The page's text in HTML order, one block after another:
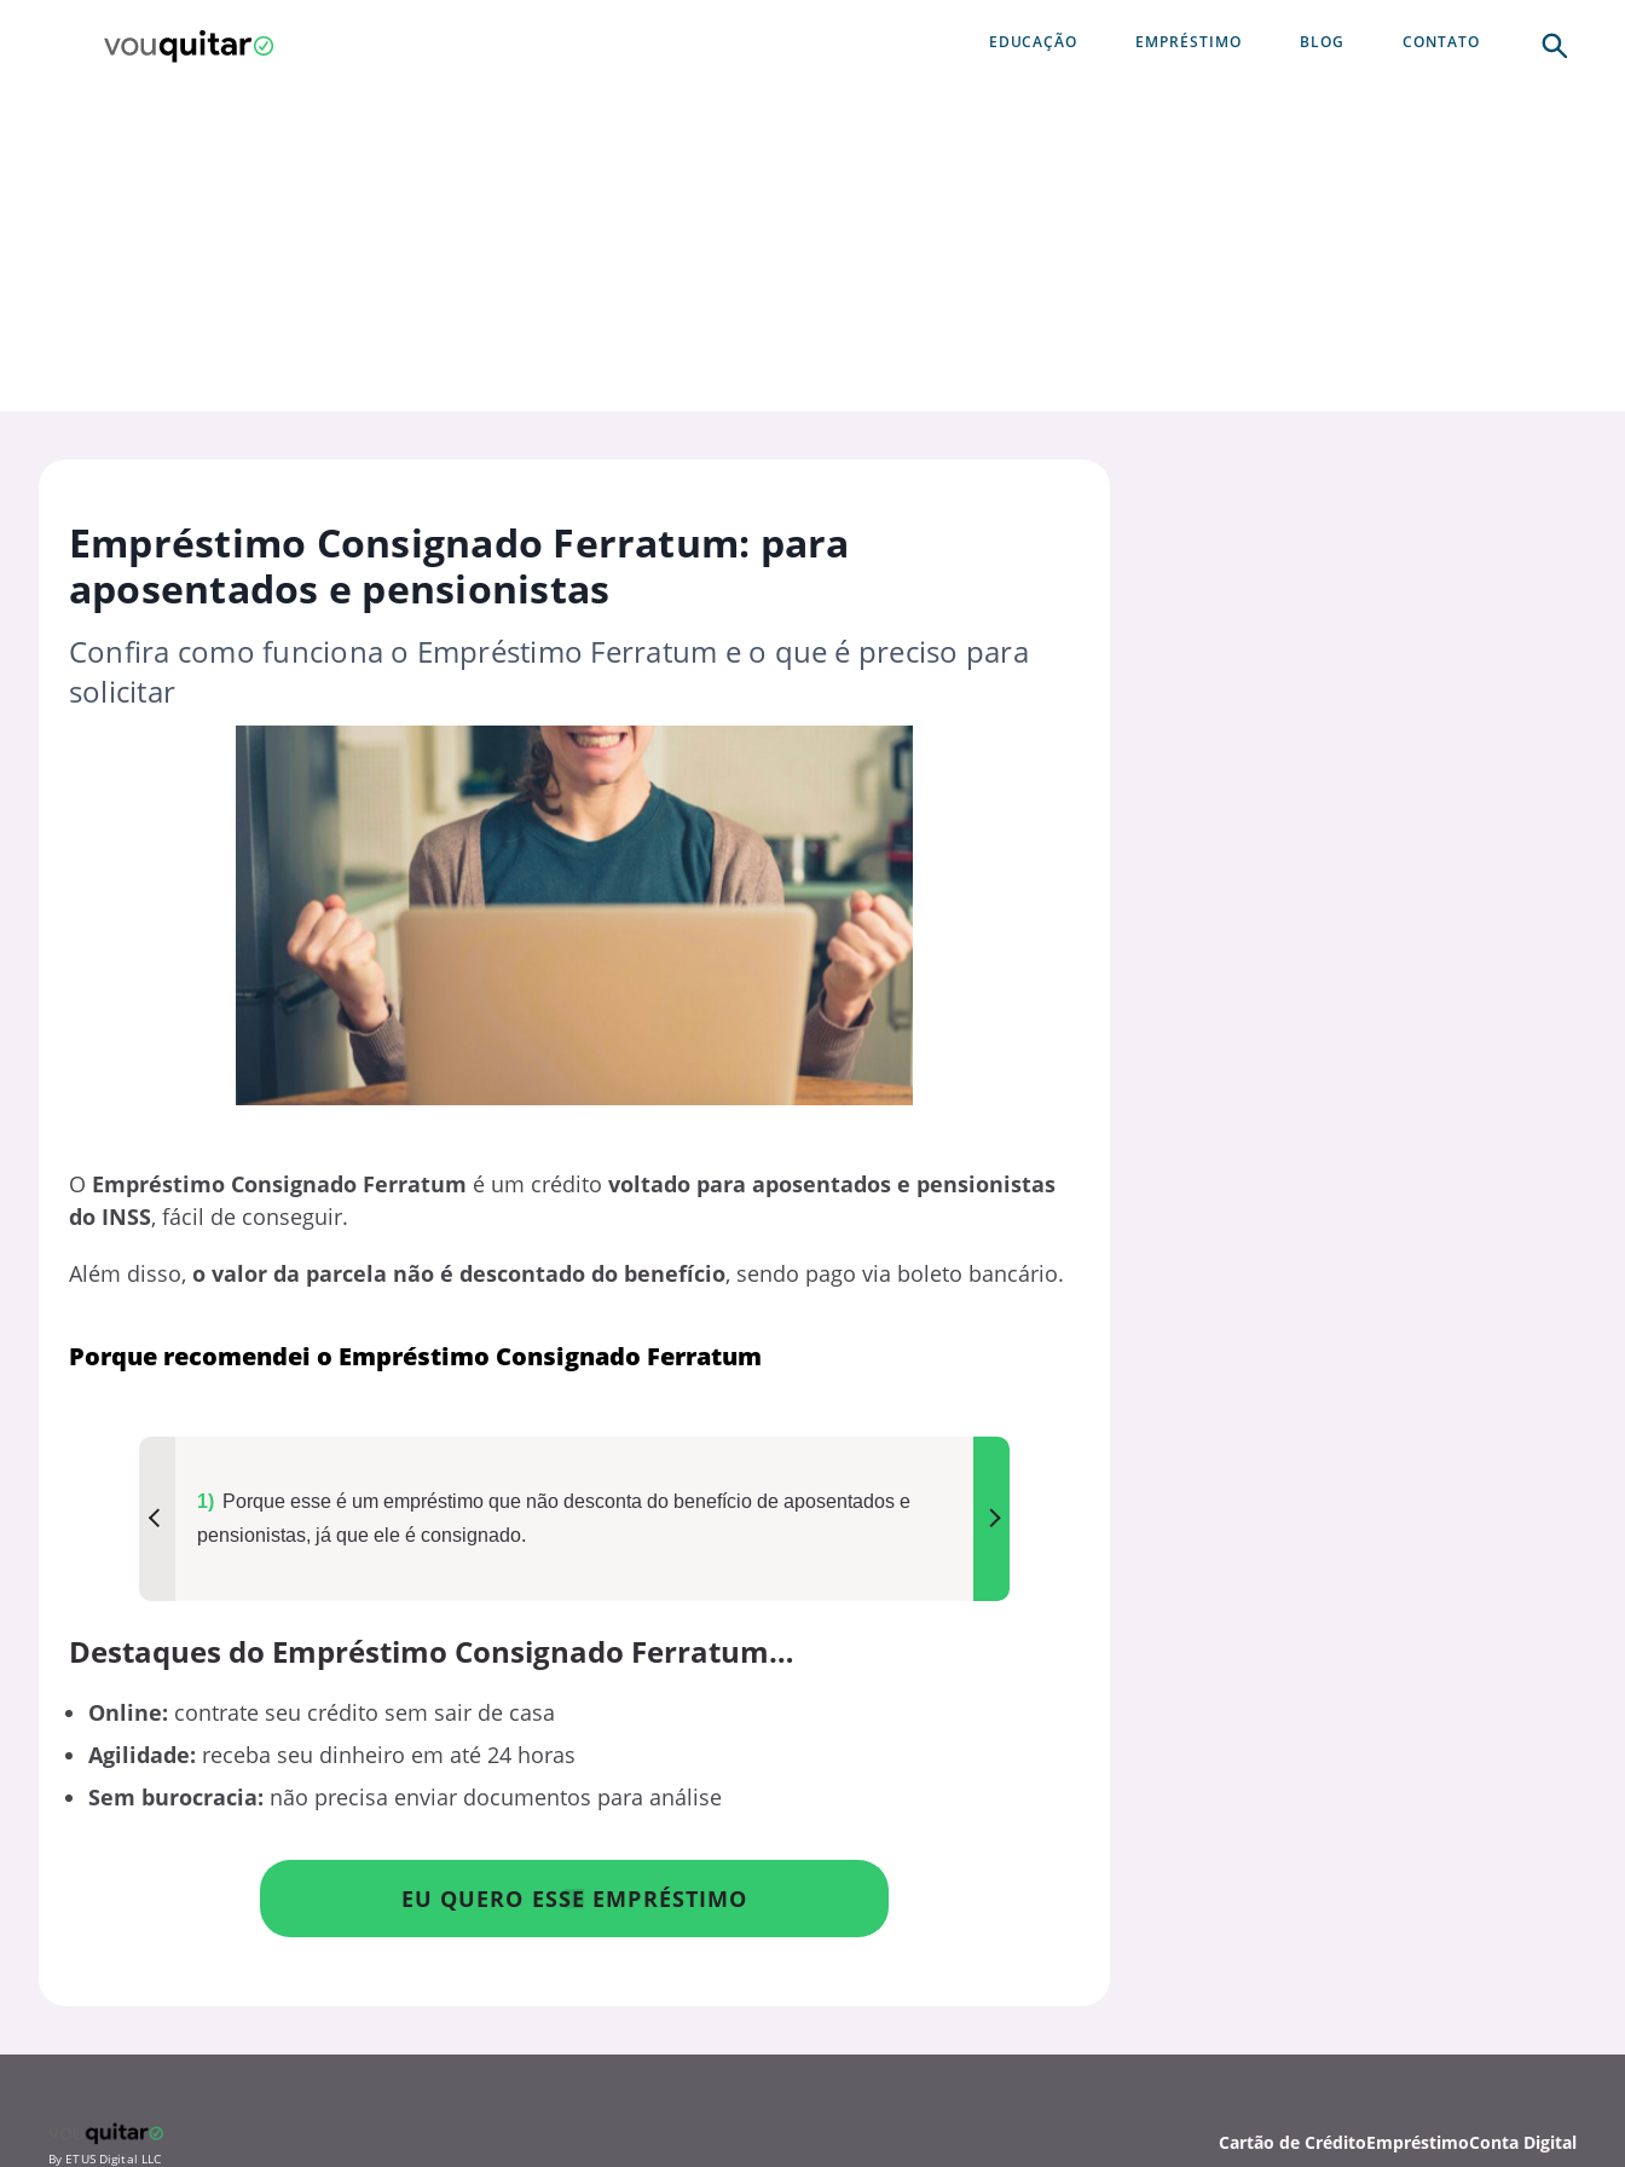
EDUCAÇÃO EMPRÉSTIMO BLOG CONTATO
Empréstimo Consignado Ferratum: para
aposentados e pensionistas
Confira como funciona o Empréstimo Ferratum e o que é preciso para
solicitar
O Empréstimo Consignado Ferratum é um crédito voltado para aposentados e pensionistas
do INSS, fácil de conseguir.
Além disso, o valor da parcela não é descontado do benefício, sendo pago via boleto bancário.
Porque recomendei o Empréstimo Consignado Ferratum
Porque esse é um empréstimo que não desconta do benefício de aposentados e
pensionistas, já que ele é consignado.
Destaques do Empréstimo Consignado Ferratum…
Online: contrate seu crédito sem sair de casa
Agilidade: receba seu dinheiro em até 24 horas
Sem burocracia: não precisa enviar documentos para análise
EU QUERO ESSE EMPRÉSTIMO
By ETUS Digital LLC
Cartão de CréditoEmpréstimoConta Digital